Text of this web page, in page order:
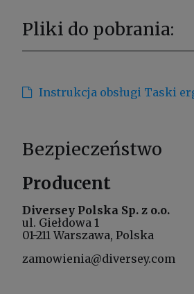
Pliki do pobrania:
Instrukcja obsługi Taski
Bezpieczeństwo
Producent
Diversey Polska Sp. z o.o.
ul. Giełdowa 1
01-211 Warszawa, Polska
zamowienia@diversey.com